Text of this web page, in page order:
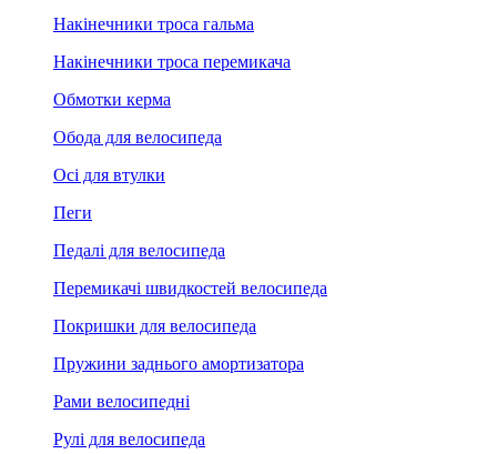
Накінечники троса гальма
Накінечники троса перемикача
Обмотки керма
Обода для велосипеда
Осі для втулки
Пеги
Педалі для велосипеда
Перемикачі швидкостей велосипеда
Покришки для велосипеда
Пружини заднього амортизатора
Рами велосипедні
Рулі для велосипеда